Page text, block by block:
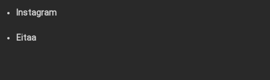
Instagram
Eitaa